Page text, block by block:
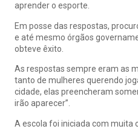
aprender o esporte.
Em posse das respostas,
e até mesmo órgãos
obteve êxito.
As respostas sempre eram as
tanto de mulheres querendo
cidade, elas preencheram
irão aparecer”.
A escola foi iniciada com muita